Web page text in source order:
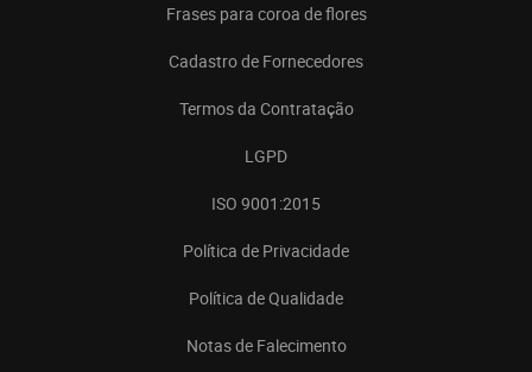
Frases para coroa de flores
Cadastro de Fornecedores
Termos da Contratação
LGPD
ISO 9001:2015
Política de Privacidade
Política de Qualidade
Notas de Falecimento